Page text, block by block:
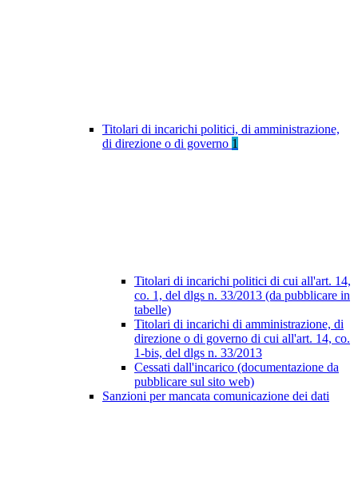
Titolari di incarichi politici, di amministrazione,
di direzione o di governo 1
Titolari di incarichi politici di cui all'art. 14,
co. 1, del dlgs n. 33/2013 (da pubblicare in
tabelle)
Titolari di incarichi di amministrazione, di
direzione o di governo di cui all'art. 14, co.
1-bis, del dlgs n. 33/2013
Cessati dall'incarico (documentazione da
pubblicare sul sito web)
Sanzioni per mancata comunicazione dei dati